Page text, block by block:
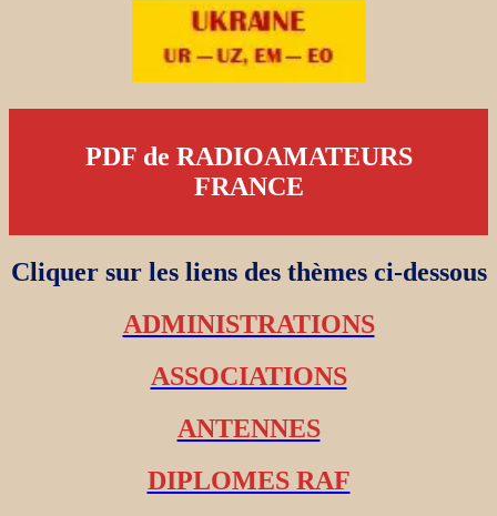
PDF de RADIOAMATEURS
FRANCE
Cliquer sur les liens des thèmes ci-dessous
ADMINISTRATIONS
ASSOCIATIONS
ANTENNES
DIPLOMES RAF